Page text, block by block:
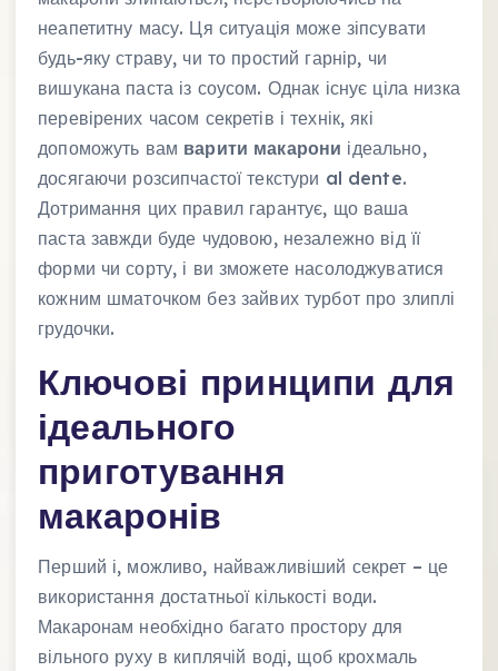
неапетитну масу. Ця ситуація може зіпсувати
будь-яку страву, чи то простий гарнір, чи
вишукана паста із соусом. Однак існує ціла низка
перевірених часом секретів і технік, які
допоможуть вам варити макарони ідеально,
досягаючи розсипчастої текстури al dente.
Дотримання цих правил гарантує, що ваша
паста завжди буде чудовою, незалежно від її
форми чи сорту, і ви зможете насолоджуватися
кожним шматочком без зайвих турбот про злиплі
грудочки.
Ключові принципи для
ідеального
приготування
макаронів
Перший і, можливо, найважливіший секрет – це
використання достатньої кількості води.
Макаронам необхідно багато простору для
вільного руху в киплячій воді, щоб крохмаль